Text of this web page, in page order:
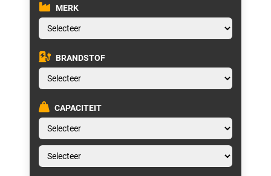
MERK
BRANDSTOF
CAPACITEIT